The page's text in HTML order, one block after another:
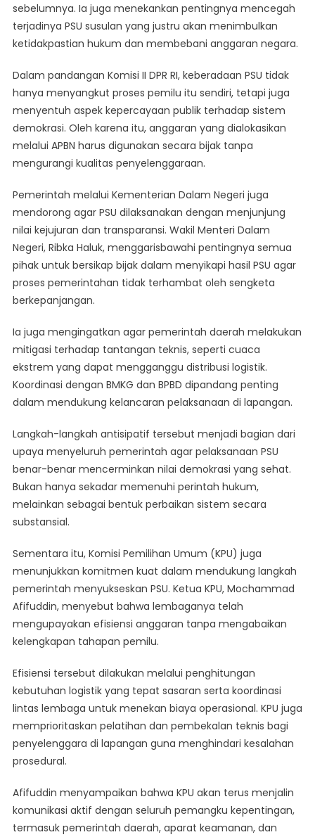
sebelumnya. Ia juga menekankan pentingnya mencegah
terjadinya PSU susulan yang justru akan menimbulkan
ketidakpastian hukum dan membebani anggaran negara.
Dalam pandangan Komisi II DPR RI, keberadaan PSU tidak
hanya menyangkut proses pemilu itu sendiri, tetapi juga
menyentuh aspek kepercayaan publik terhadap sistem
demokrasi. Oleh karena itu, anggaran yang dialokasikan
melalui APBN harus digunakan secara bijak tanpa
mengurangi kualitas penyelenggaraan.
Pemerintah melalui Kementerian Dalam Negeri juga
mendorong agar PSU dilaksanakan dengan menjunjung
nilai kejujuran dan transparansi. Wakil Menteri Dalam
Negeri, Ribka Haluk, menggarisbawahi pentingnya semua
pihak untuk bersikap bijak dalam menyikapi hasil PSU agar
proses pemerintahan tidak terhambat oleh sengketa
berkepanjangan.
Ia juga mengingatkan agar pemerintah daerah melakukan
mitigasi terhadap tantangan teknis, seperti cuaca
ekstrem yang dapat mengganggu distribusi logistik.
Koordinasi dengan BMKG dan BPBD dipandang penting
dalam mendukung kelancaran pelaksanaan di lapangan.
Langkah-langkah antisipatif tersebut menjadi bagian dari
upaya menyeluruh pemerintah agar pelaksanaan PSU
benar-benar mencerminkan nilai demokrasi yang sehat.
Bukan hanya sekadar memenuhi perintah hukum,
melainkan sebagai bentuk perbaikan sistem secara
substansial.
Sementara itu, Komisi Pemilihan Umum (KPU) juga
menunjukkan komitmen kuat dalam mendukung langkah
pemerintah menyukseskan PSU. Ketua KPU, Mochammad
Afifuddin, menyebut bahwa lembaganya telah
mengupayakan efisiensi anggaran tanpa mengabaikan
kelengkapan tahapan pemilu.
Efisiensi tersebut dilakukan melalui penghitungan
kebutuhan logistik yang tepat sasaran serta koordinasi
lintas lembaga untuk menekan biaya operasional. KPU juga
memprioritaskan pelatihan dan pembekalan teknis bagi
penyelenggara di lapangan guna menghindari kesalahan
prosedural.
Afifuddin menyampaikan bahwa KPU akan terus menjalin
komunikasi aktif dengan seluruh pemangku kepentingan,
termasuk pemerintah daerah, aparat keamanan, dan